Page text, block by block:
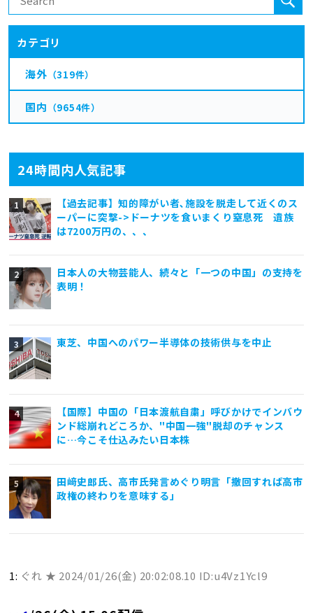
24時間内人気記事
【過去記事】知的障がい者､施設を脱走して近くのス
ーパーに突撃->ドーナツを食いまくり窒息死 遺族
は7200万円の、、、
日本人の大物芸能人、続々と「一つの中国」の支持を
表明！
東芝、中国へのパワー半導体の技術供与を中止
【国際】中国の「日本渡航自粛」呼びかけでインバウ
ンド総崩れどころか、"中国一強"脱却のチャンス
に…今こそ仕込みたい日本株
田﨑史郎氏、高市氏発言めぐり明言「撤回すれば高市
政権の終わりを意味する」
1: ぐれ ★ 2024/01/26(金) 20:02:08.10 ID:u4Vz1Ycl9
カテゴリ
海外 （319件）
国内 （9654件）